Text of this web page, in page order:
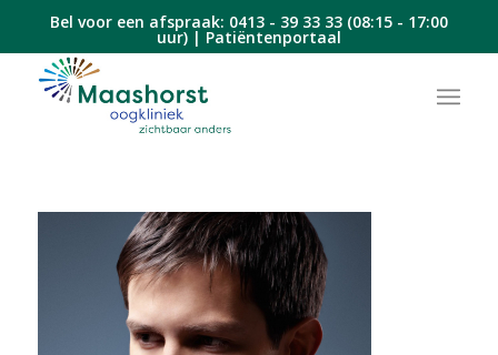
Bel voor een afspraak: 0413 - 39 33 33(08:15 - 17:00
uur) | Patiëntenportaal